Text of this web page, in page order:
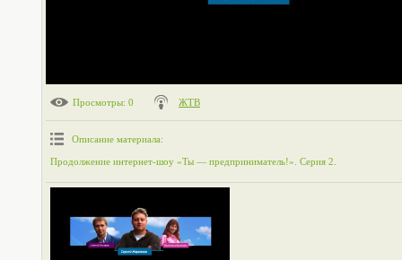
Просмотры: 0 ЖТВ
Описание материала:
Продолжение интернет-шоу «Ты — предприниматель!». Серия 2.